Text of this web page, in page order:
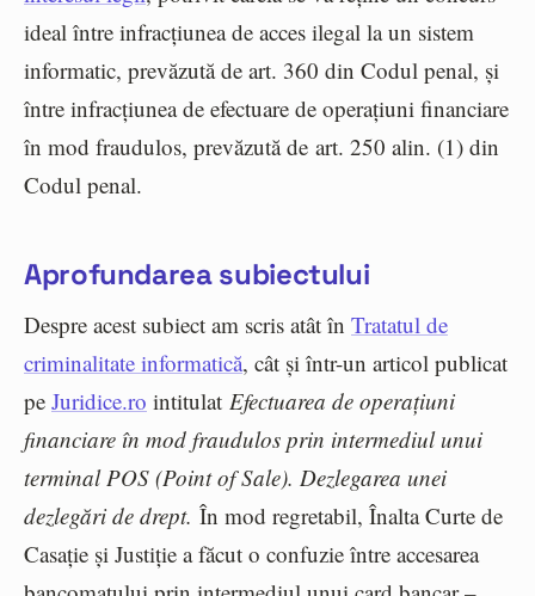
ideal între infracțiunea de acces ilegal la un sistem
informatic, prevăzută de art. 360 din Codul penal, și
între infracțiunea de efectuare de operațiuni financiare
în mod fraudulos, prevăzută de art. 250 alin. (1) din
Codul penal.
Aprofundarea subiectului
Despre acest subiect am scris atât în Tratatul de
criminalitate informatică, cât și într-un articol publicat
pe Juridice.ro intitulat Efectuarea de operațiuni
financiare în mod fraudulos prin intermediul unui
terminal POS (Point of Sale). Dezlegarea unei
dezlegări de drept. În mod regretabil, Înalta Curte de
Casație și Justiție a făcut o confuzie între accesarea